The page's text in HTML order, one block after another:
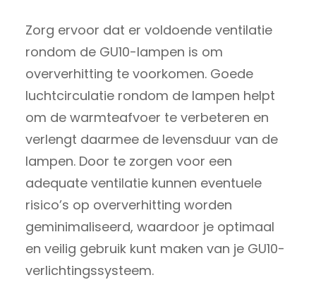
Zorg ervoor dat er voldoende ventilatie
rondom de GU10-lampen is om
oververhitting te voorkomen. Goede
luchtcirculatie rondom de lampen helpt
om de warmteafvoer te verbeteren en
verlengt daarmee de levensduur van de
lampen. Door te zorgen voor een
adequate ventilatie kunnen eventuele
risico’s op oververhitting worden
geminimaliseerd, waardoor je optimaal
en veilig gebruik kunt maken van je GU10-
verlichtingssysteem.